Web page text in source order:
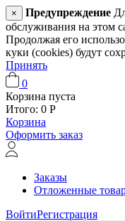
× Предупреждение
обслуживания на этом
Продолжая его
куки (cookies) будут
Принять
0
Корзина пуста
Итого: 0 Р
Корзина
Оформить заказ
Заказы
Отложенные
ВойтиРегистрация